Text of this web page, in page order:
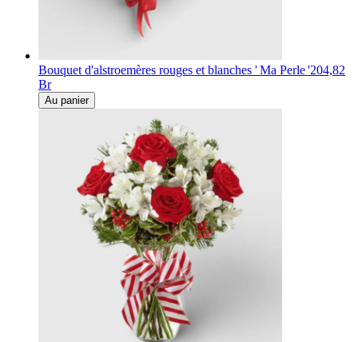
Bouquet d'alstroemères rouges et blanches ' Ma Perle '204,82
Br
Au panier